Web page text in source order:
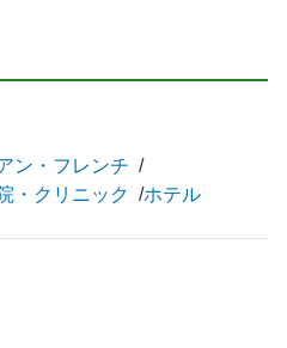
ン・フレンチ
・クリニック ホテル